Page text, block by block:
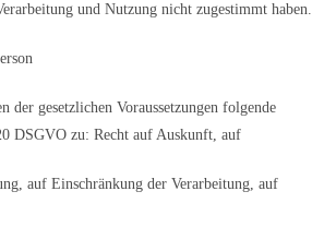
und Nutzung nicht zugestimmt haben.
der gesetzlichen Voraussetzungen folgende
DSGVO zu: Recht auf Auskunft, auf
auf Einschränkung der Verarbeitung, auf